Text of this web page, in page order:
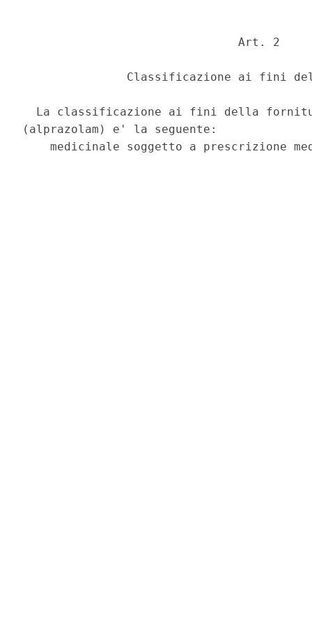
                               Art. 2
Classificazione ai fini
La classificazione ai fini della
(alprazolam) e' la seguente: